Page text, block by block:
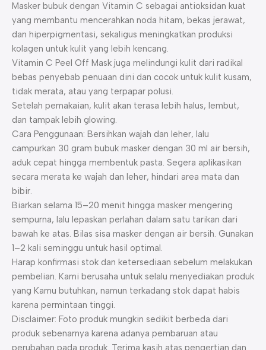
Masker bubuk dengan Vitamin C sebagai antioksidan kuat
yang membantu mencerahkan noda hitam, bekas jerawat,
dan hiperpigmentasi, sekaligus meningkatkan produksi
kolagen untuk kulit yang lebih kencang.
Vitamin C Peel Off Mask juga melindungi kulit dari radikal
bebas penyebab penuaan dini dan cocok untuk kulit kusam,
tidak merata, atau yang terpapar polusi.
Setelah pemakaian, kulit akan terasa lebih halus, lembut,
dan tampak lebih glowing.
Cara Penggunaan: Bersihkan wajah dan leher, lalu
campurkan 30 gram bubuk masker dengan 30 ml air bersih,
aduk cepat hingga membentuk pasta. Segera aplikasikan
secara merata ke wajah dan leher, hindari area mata dan
bibir.
Biarkan selama 15–20 menit hingga masker mengering
sempurna, lalu lepaskan perlahan dalam satu tarikan dari
bawah ke atas. Bilas sisa masker dengan air bersih. Gunakan
1–2 kali seminggu untuk hasil optimal.
Harap konfirmasi stok dan ketersediaan sebelum melakukan
pembelian. Kami berusaha untuk selalu menyediakan produk
yang Kamu butuhkan, namun terkadang stok dapat habis
karena permintaan tinggi.
Disclaimer: Foto produk mungkin sedikit berbeda dari
produk sebenarnya karena adanya pembaruan atau
perubahan pada produk. Terima kasih atas pengertian dan